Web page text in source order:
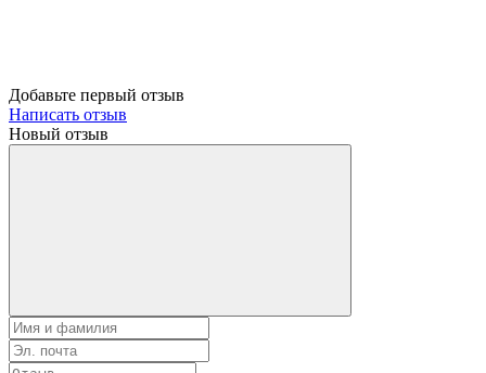
Добавьте первый отзыв
Написать отзыв
Новый отзыв